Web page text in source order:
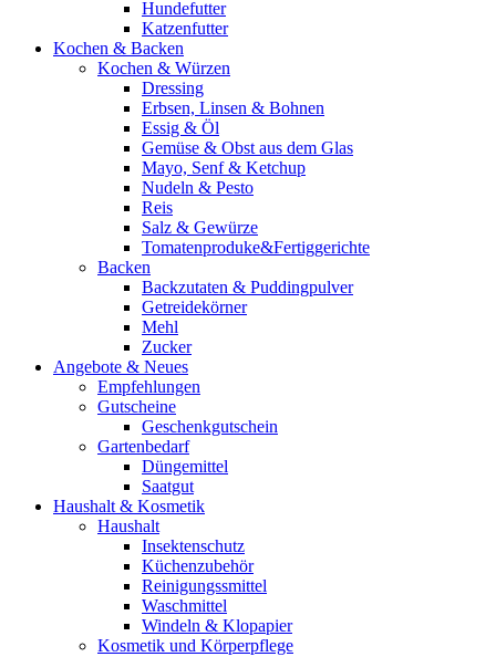
Hundefutter
Katzenfutter
Kochen & Backen
Kochen & Würzen
Dressing
Erbsen, Linsen & Bohnen
Essig & Öl
Gemüse & Obst aus dem Glas
Mayo, Senf & Ketchup
Nudeln & Pesto
Reis
Salz & Gewürze
Tomatenproduke&Fertiggerichte
Backen
Backzutaten & Puddingpulver
Getreidekörner
Mehl
Zucker
Angebote & Neues
Empfehlungen
Gutscheine
Geschenkgutschein
Gartenbedarf
Düngemittel
Saatgut
Haushalt & Kosmetik
Haushalt
Insektenschutz
Küchenzubehör
Reinigungssmittel
Waschmittel
Windeln & Klopapier
Kosmetik und Körperpflege